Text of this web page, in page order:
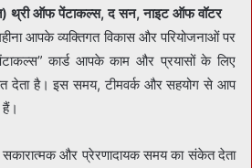
थ्री ऑफ पेंटाकल्स, द सन, नाइट ऑफ वॉटर
आपके व्यक्तिगत विकास और परियोजनाओं पर
कार्ड आपके काम और प्रयासों के लिए
देता है। इस समय, टीमवर्क और सहयोग से आप
और प्रेरणादायक समय का संकेत देता